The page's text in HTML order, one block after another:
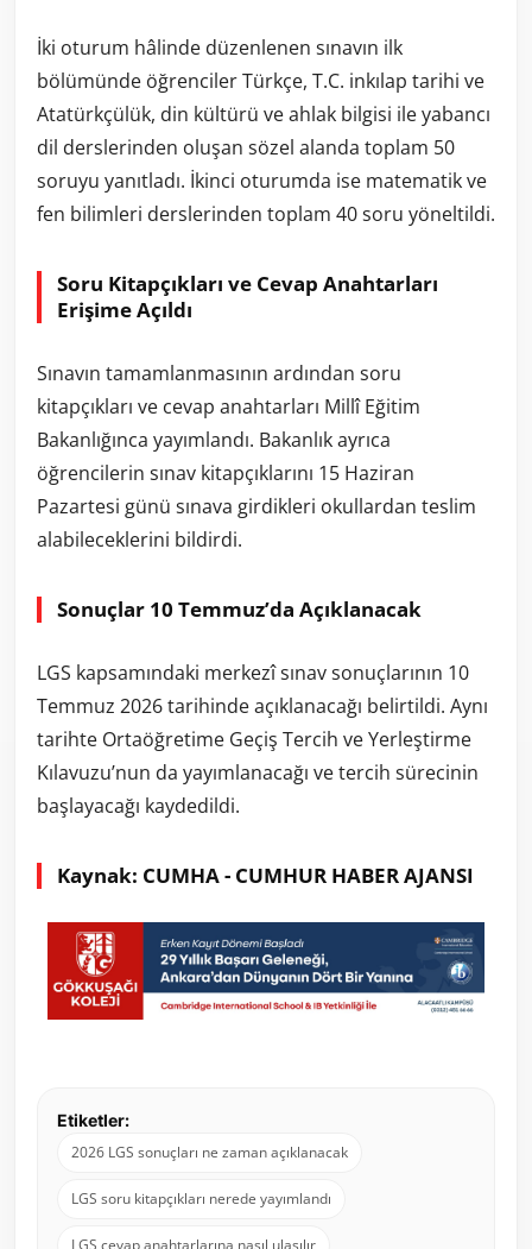
İki oturum hâlinde düzenlenen sınavın ilk
bölümünde öğrenciler Türkçe, T.C. inkılap tarihi ve
Atatürkçülük, din kültürü ve ahlak bilgisi ile yabancı
dil derslerinden oluşan sözel alanda toplam 50
soruyu yanıtladı. İkinci oturumda ise matematik ve
fen bilimleri derslerinden toplam 40 soru yöneltildi.
Soru Kitapçıkları ve Cevap Anahtarları
Erişime Açıldı
Sınavın tamamlanmasının ardından soru
kitapçıkları ve cevap anahtarları Millî Eğitim
Bakanlığınca yayımlandı. Bakanlık ayrıca
öğrencilerin sınav kitapçıklarını 15 Haziran
Pazartesi günü sınava girdikleri okullardan teslim
alabileceklerini bildirdi.
Sonuçlar 10 Temmuz’da Açıklanacak
LGS kapsamındaki merkezî sınav sonuçlarının 10
Temmuz 2026 tarihinde açıklanacağı belirtildi. Aynı
tarihte Ortaöğretime Geçiş Tercih ve Yerleştirme
Kılavuzu’nun da yayımlanacağı ve tercih sürecinin
başlayacağı kaydedildi.
Kaynak: CUMHA - CUMHUR HABER AJANSI
Etiketler:
2026 LGS sonuçları ne zaman açıklanacak
LGS soru kitapçıkları nerede yayımlandı